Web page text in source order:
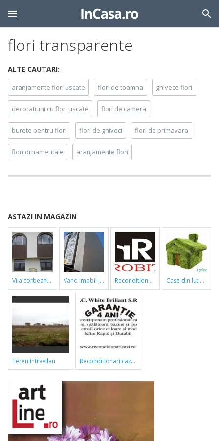
flori transparente
ALTE CAUTARI:
aranjamente flori uscate flori de toamna ghivece flori
decoratiuni cu flori uscate flori de camera
burete pentru flori flori de ghiveci flori de primavara
flori ornamentale aranjamente flori
ASTAZI IN MAGAZIN
vila corbeanca vand imobil ,790m,piata gorjului,pret negociabil reconditionari cazi de baie case din lut si paie
teren intravilan reconditionari cazi de baie